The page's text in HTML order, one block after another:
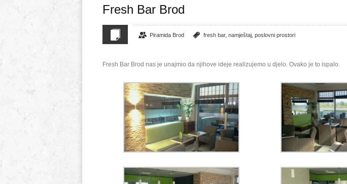
Fresh Bar Brod
Piramida Brod fresh bar, namještaj poslovni prostori
Fresh Bar Brod nas je unajmio da njihove ideje realizujemo u djelo. Ovako je to ispalo.